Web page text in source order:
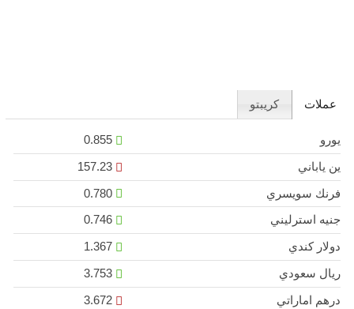
عملات كريبتو
يورو
0.855
ين ياباني
157.23
فرنك سويسري
0.780
جنيه استرليني
0.746
دولار كندي
1.367
ريال سعودي
3.753
درهم اماراتي
3.672